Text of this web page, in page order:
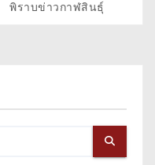
พิราบข่าวกาฬสินธุ์